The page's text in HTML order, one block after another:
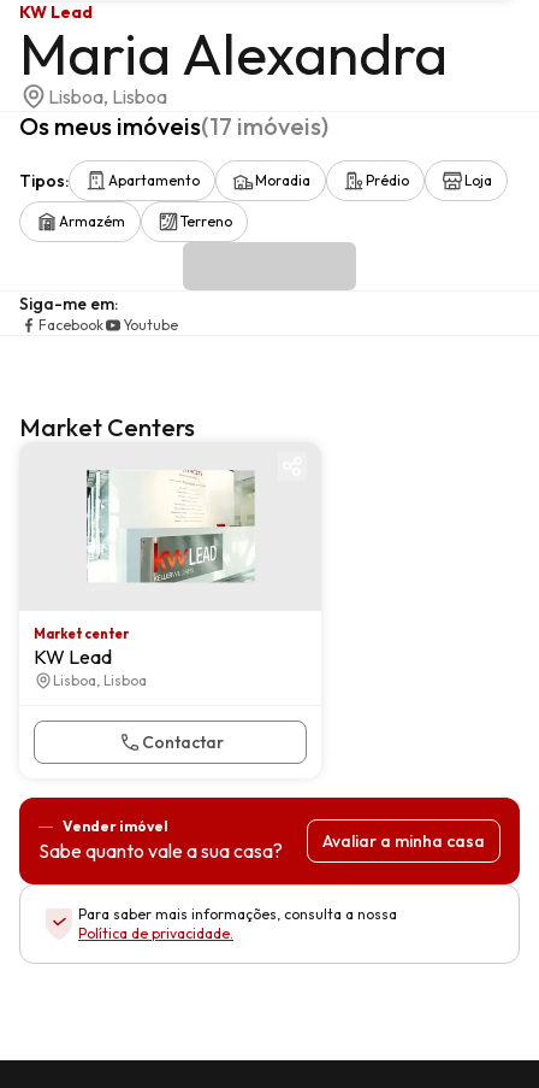
KW Lead
Maria Alexandra
Lisboa, Lisboa
Os meus imóveis(17 imóveis)
Tipos: Apartamento Moradia Prédio Loja
Armazém Terreno
Siga-me em:
Facebook Youtube
Market Centers
Market center
KW Lead
Lisboa, Lisboa
Contactar
Vender imóvel
Sabe quanto vale a sua casa? Avaliar a minha casa
Para saber mais informações, consulta a nossa
Política de privacidade.